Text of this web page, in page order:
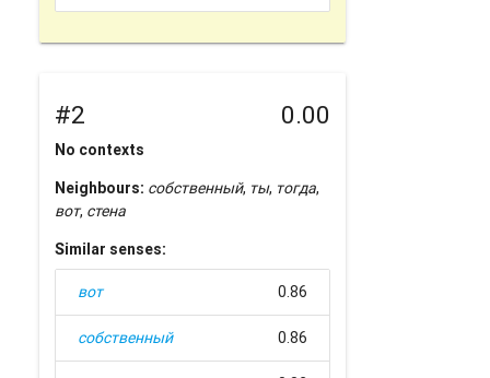
#2 0.00
No contexts
Neighbours: собственный, ты, тогда,
вот, стена
Similar senses:
вот 0.86
собственный 0.86